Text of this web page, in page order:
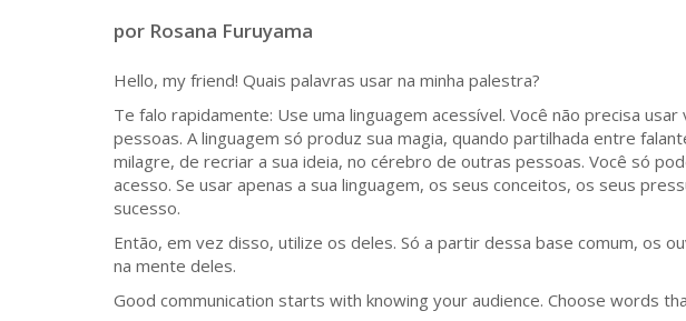
por Rosana Furuyama
Hello, my friend! Quais palavras usar na minha palestra?
Te falo rapidamente: Use uma linguagem acessível. Você não precisa
pessoas. A linguagem só produz sua magia, quando partilhada entre
milagre, de recriar a sua ideia, no cérebro de outras pessoas. Você só
acesso. Se usar apenas a sua linguagem, os seus conceitos, os seus
sucesso.
Então, em vez disso, utilize os deles. Só a partir dessa base comum, os
na mente deles.
Good communication starts with knowing your audience. Choose words